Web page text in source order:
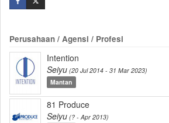
Perusahaan / Agensi / Profesi
Intention
Seiyu (20 Jul 2014 - 31 Mar 2023)
Mantan
81 Produce
Seiyu (? - Apr 2013)